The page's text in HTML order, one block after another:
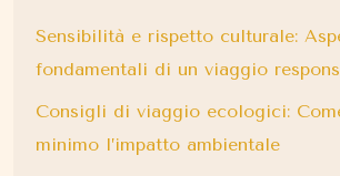
Sensibilità e rispetto culturale:
fondamentali di un viaggio
Consigli di viaggio ecologici:
minimo l’impatto ambientale